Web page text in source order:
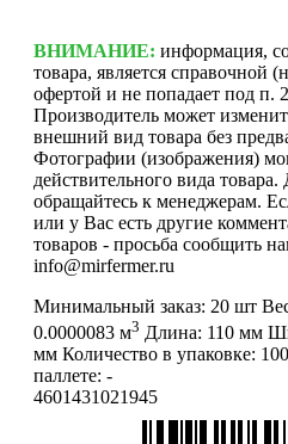
ВНИМАНИЕ: информация,
товара, является справочной
офертой и не попадает под п.
Производитель может
внешний вид товара без
Фотографии (изображения)
действительного вида
обращайтесь к менеджерам.
или у Вас есть другие
товаров - просьба сообщить
info@mirfermer.ru
Минимальный заказ: 20 шт
0.0000083 м3 Длина: 110 мм
мм Количество в упаковке:
паллете: -
4601431021945